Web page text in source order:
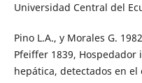
Universidad Central del
Pino L.A., y Morales G.
Pfeiffer 1839,
hepática, detectados en el